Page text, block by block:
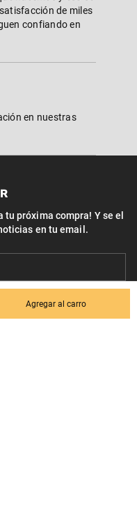
Agregar al carro
de miles
confiando en
en nuestras
tu próxima compra! Y se el
en tu email.